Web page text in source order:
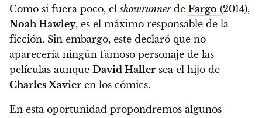
Como si fuera poco, elshowrunnerde Fargo (2014),
Noah Hawley, es el máximo responsable de la
ficción. Sin embargo, este declaró que no
aparecería ningún famoso personaje de las
películas aunque David Haller sea el hijo de
Charles Xavier en los cómics.
En esta oportunidad propondremos algunos